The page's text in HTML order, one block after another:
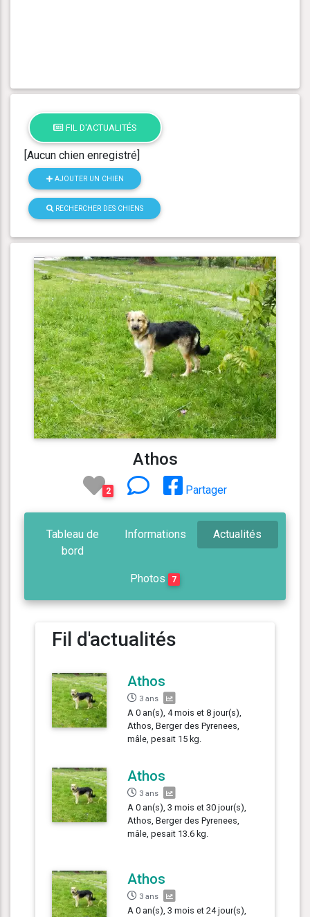
FIL D'ACTUALITÉS
[Aucun chien enregistré]
AJOUTER UN CHIEN
RECHERCHER DES CHIENS
Athos
2 Partager
Tableau de
bord
Informations Actualités
Photos 7
Fil d'actualités
Athos
3 ans
A 0 an(s), 4 mois et 8 jour(s),
Athos, Berger des Pyrenees,
mâle, pesait 15 kg.
Athos
3 ans
A 0 an(s), 3 mois et 30 jour(s),
Athos, Berger des Pyrenees,
mâle, pesait 13.6 kg.
Athos
3 ans
A 0 an(s), 3 mois et 24 jour(s),